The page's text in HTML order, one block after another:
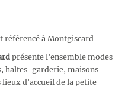
référencé à Montgiscard
présente l'ensemble modes
haltes-garderie, maisons
d'accueil de la petite